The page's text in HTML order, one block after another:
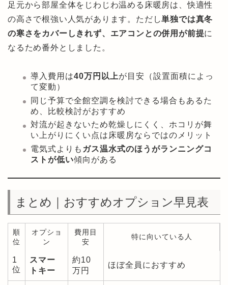
足元から部屋全体をじわじわ温める床暖房は、快適性
の高さで根強い人気があります。ただし単独では真冬
の寒さをカバーしきれず、エアコンとの併用が前提に
なるため番外としました。
導入費用は40万円以上が目安（設置面積によっ
て変動）
同じ予算で全館空調を検討できる場合もあるた
め、比較検討がおすすめ
対流が起きないため乾燥しにくく、ホコリが舞
い上がりにくい点は床暖房ならではのメリット
電気式よりも ガス温水式のほうがランニングコ
ストが低い傾向がある
まとめ｜おすすめオプション早見表
順
位
オプショ
ン
費用目
安
特に向いている人
1
位
スマー
トキー
約10
万円
ほぼ全員におすすめ